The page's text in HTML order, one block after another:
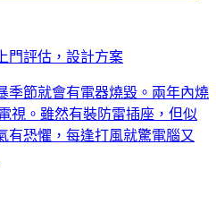
門評估，設計方案
季節就會有電器燒毀。兩年內燒
視。雖然有裝防雷插座，但似
有恐懼，每逢打風就驚電腦又